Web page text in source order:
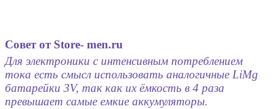
Совет от Store- men.ru
Для электроники с интенсивным потреблением
тока есть смысл использовать аналогичные LiMg
батарейки 3V, так как их ёмкость в 4 раза
превышает самые емкие аккумуляторы.